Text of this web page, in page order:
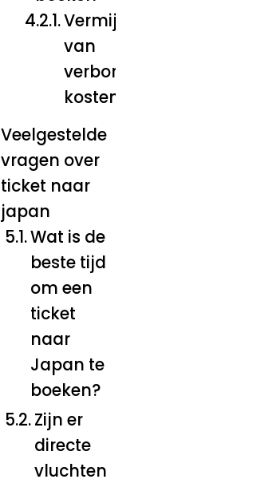
Vermijden
van
verborgen
kosten
Veelgestelde
vragen over
ticket naar
japan
Wat is de
beste tijd
om een
ticket
naar
Japan te
boeken?
Zijn er
directe
vluchten